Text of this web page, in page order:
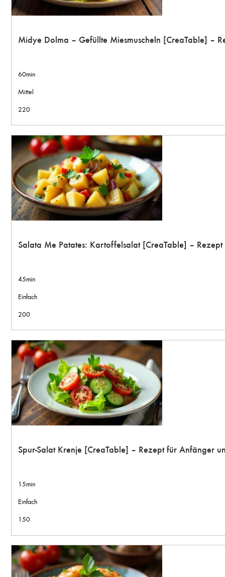
Midye Dolma – Gefüllte Miesmuscheln [CreaTable] –
60min
Mittel
220
Salata Me Patates: Kartoffelsalat [CreaTable] –
45min
Einfach
200
Spur-Salat Krenje [CreaTable] – Rezept für Anfänger
15min
Einfach
150